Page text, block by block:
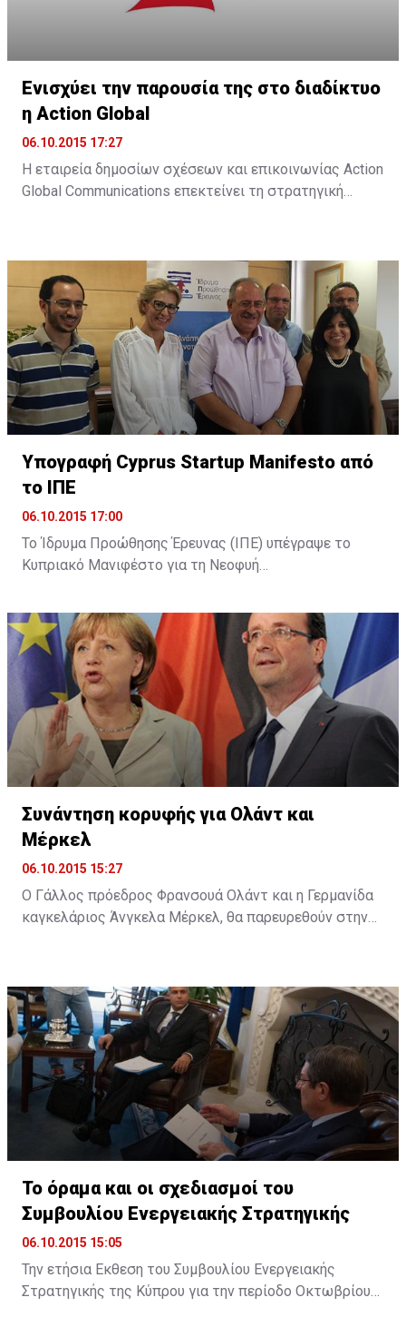
Ενισχύει την παρουσία της στο διαδίκτυο
η Action Global
06.10.2015 17:27
Η εταιρεία δημοσίων σχέσεων και επικοινωνίας Action
Global Communications επεκτείνει τη στρατηγική
διαδικτυακό περιβάλλον, η Action Digital και η Action
Global Communications θα είναι σε θέση να
προσφέρουν πλήρως ολοκληρωμένες και ...
Υπογραφή Cyprus Startup Manifesto από
το ΙΠΕ
06.10.2015 17:00
Το Ίδρυμα Προώθησης Έρευνας (ΙΠΕ) υπέγραψε το
Κυπριακό Μανιφέστο για τη Νεοφυή
Μανιφέστου το ΙΠΕ επιβεβαίωσε τη στήριξή του για
τη θέσπιση ενός πλαισίου για την υποστήριξη της
ίδρυσης και λειτουργίας νέων καινοτόμων
επιχειρήσεων στην Κύπρο, καθώς και τη βελτίωση του
επιχειρηματικού οικοσυστήματος.
Συνάντηση κορυφής για Ολάντ και
Μέρκελ
06.10.2015 15:27
Ο Γάλλος πρόεδρος Φρανσουά Ολάντ και η Γερμανίδα
καγκελάριος Άνγκελα Μέρκελ, θα παρευρεθούν στην
πρέπει να αντιμετωπίσει η ΕΕ.
Το όραμα και οι σχεδιασμοί του
Συμβουλίου Ενεργειακής Στρατηγικής
06.10.2015 15:05
Την ετήσια Εκθεση του Συμβουλίου Ενεργειακής
Στρατηγικής της Κύπρου για την περίοδο Οκτωβρίου